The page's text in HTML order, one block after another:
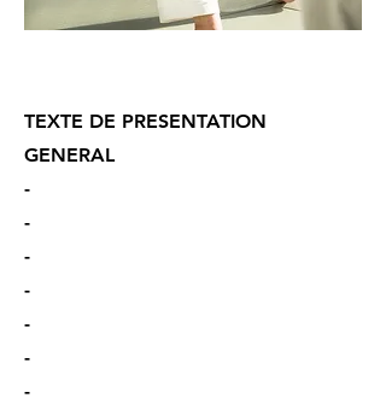
TEXTE DE PRESENTATION
GENERAL
-
-
-
-
-
-
-